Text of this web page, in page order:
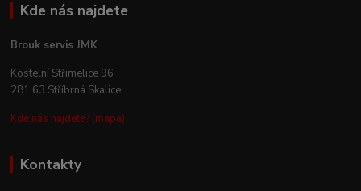
Kde nás najdete
Brouk servis JMK
Kostelní Střimelice 96
281 63 Stříbrná Skalice
Kde nás najdete? (mapa)
Kontakty